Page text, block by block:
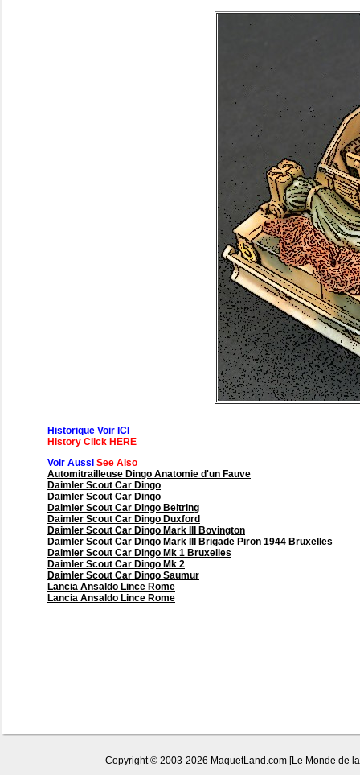
Historique Voir ICI
History Click HERE
Voir Aussi See Also
Automitrailleuse Dingo Anatomie d'un Fauve
Daimler Scout Car Dingo
Daimler Scout Car Dingo
Daimler Scout Car Dingo Beltring
Daimler Scout Car Dingo Duxford
Daimler Scout Car Dingo Mark III Bovington
Daimler Scout Car Dingo Mark III Brigade Piron 1944 Bruxelles
Daimler Scout Car Dingo Mk 1 Bruxelles
Daimler Scout Car Dingo Mk 2
Daimler Scout Car Dingo Saumur
Lancia Ansaldo Lince Rome
Lancia Ansaldo Lince Rome
Copyright © 2003-2026 MaquetLand.com [Le Monde de